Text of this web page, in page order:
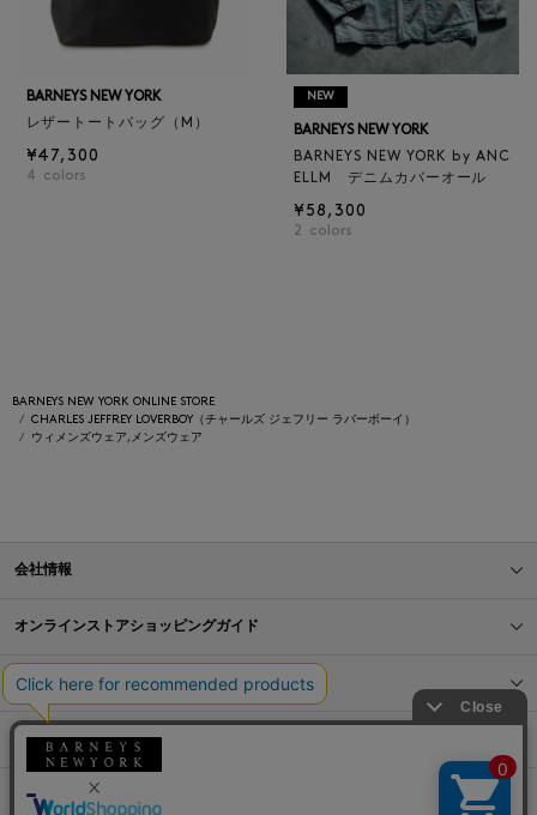
BARNEYS NEW YORK
レザートートバッグ（M）
¥47,300
4 colors
NEW
BARNEYS NEW YORK
BARNEYS NEW YORK by ANC
ELLM デニムカバーオール
¥58,300
2 colors
BARNEYS NEW YORK ONLINE STORE
CHARLES JEFFREY LOVERBOY（チャールズ ジェフリー ラバーボーイ）
ウィメンズウェア,メンズウェア
会社情報
オンラインストアショッピングガイド
店舗情報
サービス